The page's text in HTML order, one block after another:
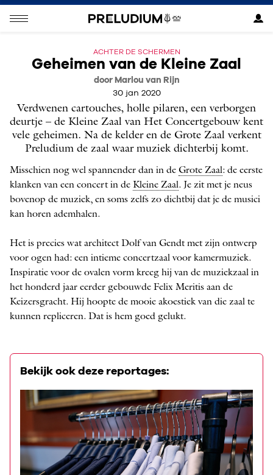
ACHTER DE SCHERMEN
Geheimen van de Kleine Zaal
door Marlou van Rijn
30 jan 2020
Verdwenen cartouches, holle pilaren, een verborgen
deurtje – de Kleine Zaal van Het Concertgebouw kent
vele geheimen. Na de kelder en de Grote Zaal verkent
Preludium de zaal waar muziek dichterbij komt.
Misschien nog wel spannender dan in de Grote Zaal: de eerste
klanken van een concert in de Kleine Zaal. Je zit met je neus
bovenop de muziek, en soms zelfs zo dichtbij dat je de musici
kan horen ademhalen.
Het is precies wat architect Dolf van Gendt met zijn ontwerp
voor ogen had: een intieme concertzaal voor kamermuziek.
Inspiratie voor de ovalen vorm kreeg hij van de muziekzaal in
het honderd jaar eerder gebouwde Felix Meritis aan de
Keizersgracht. Hij hoopte de mooie akoestiek van die zaal te
kunnen repliceren. Dat is hem goed gelukt.
Bekijk ook deze reportages: